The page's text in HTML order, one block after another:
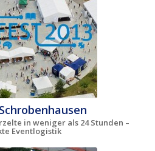
in weniger als 24 Stunden –
Eventlogistik